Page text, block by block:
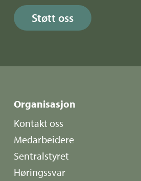
Støtt oss
Organisasjon
Kontakt oss
Medarbeidere
Sentralstyret
Høringssvar